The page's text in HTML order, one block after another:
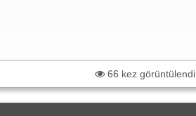
66 kez görüntülendi